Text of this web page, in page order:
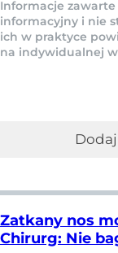
Informacje
informacyjny i nie
ich w praktyce
na indywidualnej
Zatkany nos
Chirurg: Nie